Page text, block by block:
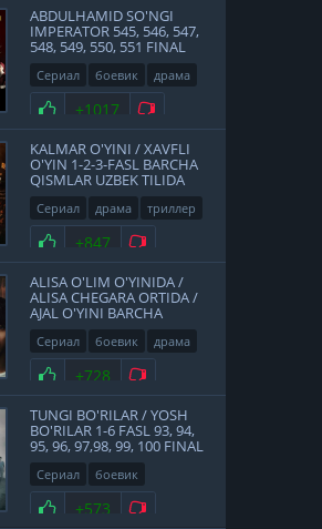
ABDULHAMID SO'NGI
IMPERATOR 545, 546, 547,
548, 549, 550, 551 FINAL
QISMLAR UZBEK TILIDA
Сериал боевик
драма
история
2017
Нравится
+1017 Не нравится
KALMAR O'YINI / XAVFLI
O'YIN 1-2-3-FASL BARCHA
QISMLAR UZBEK TILIDA
Сериал драма
триллер
2021
Нравится
+847 Не нравится
ALISA O'LIM O'YINIDA /
ALISA CHEGARA ORTIDA /
AJAL O'YINI BARCHA
QISMLAR UZBEK TILIDA
Сериал боевик
драма
фантастика
Япония
Нравится
+728 Не нравится
TUNGI BO'RILAR / YOSH
BO'RILAR 1-6 FASL 93, 94,
95, 96, 97,98, 99, 100 FINAL
QISMLAR UZBEK TILIDA
Сериал
боевик
мелодрама
драма
Нравится
+573 Не нравится